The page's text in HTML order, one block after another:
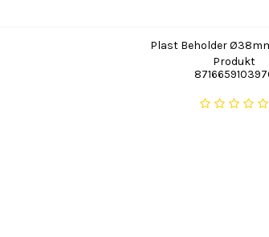
Plast Beholder
Produkt